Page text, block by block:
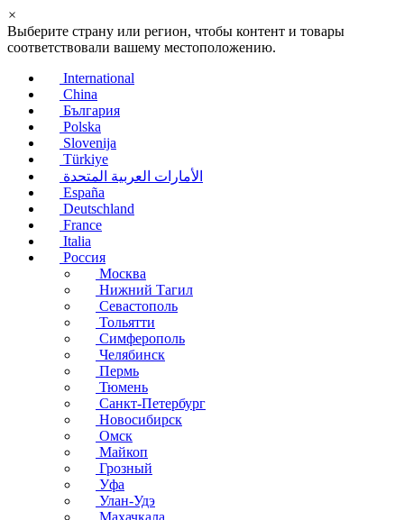
×
Выберите страну или регион, чтобы контент и товары
соответствовали вашему местоположению.
International
China
България
Polska
Slovenija
Türkiye
الأمارات العربية المتحدة
España
Deutschland
France
Italia
Россия
Москва
Нижний Тагил
Севастополь
Тольятти
Симферополь
Челябинск
Пермь
Тюмень
Санкт-Петербург
Новосибирск
Омск
Майкоп
Грозный
Уфа
Улан-Удэ
Махачкала